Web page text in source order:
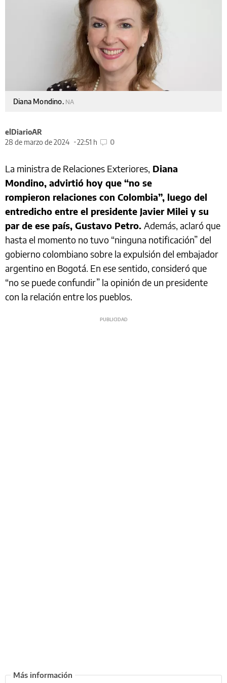
Diana Mondino. NA
elDiarioAR
28 de marzo de 2024
22:51 h 0
La ministra de Relaciones Exteriores, Diana
Mondino, advirtió hoy que “no se
rompieron relaciones con Colombia”, luego del
entredicho entre el presidente Javier Milei y su
par de ese país, Gustavo Petro. Además, aclaró que
hasta el momento no tuvo “ninguna notificación” del
gobierno colombiano sobre la expulsión del embajador
argentino en Bogotá. En ese sentido, consideró que
“no se puede confundir” la opinión de un presidente
con la relación entre los pueblos.